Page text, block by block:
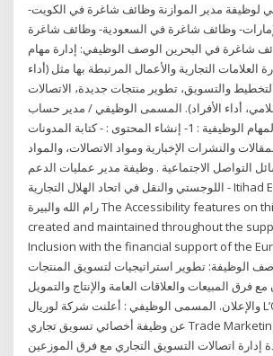
لوظيفة مدير الموازنة وظائف شاغرة في الكويت-
وظائف شاغرة في السعودية- وظائف شاغرة
شاغرة في البحرين الوصف الوظيفي: إدارة مهام
العلامات التجارية والأعمال المرتبطة بها مثل (أداء
والتسويق، تطوير منتجات جديدة، الاتصالات
أداء الأفراد). المسمى الوظيفي / مدير حساب
التسويق الرقمي . المهام الوظيفية : 1- إنشاء المحتوى : - كتابة المدونات
والنشرات الإخبارية ومواد الاتصالات، والمواد
التواصل الاجتماعية . وظيفة مدير عمليات الدعم
اللوجستي والنقل في اتحاد الهلال التجارية - Itihad Elhelal trading في
رام الله والبيرة The Accessibility features on this website was
created and maintained throughout the
Inclusion with the financial support of the
الوظيفة: تطوير استراتيجيات لتسويق المنتجات
فرق المبيعات والعلاقات العامة والإنتاج والتمويل
والإعلان. المسمى الوظيفي : أعلنت شركة لوريال L’Oréal Company
عن وظيفة أخصائي تسويق تجاري Trade Marketing Specialist شاغرة
إدارة اتصالات التسويق التجاري مع فرق الموزعين